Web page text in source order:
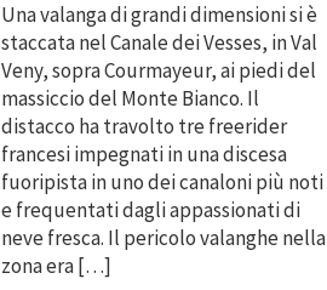
Una valanga di grandi dimensioni si è
staccata nel Canale dei Vesses, in Val
Veny, sopra Courmayeur, ai piedi del
massiccio del Monte Bianco. Il
distacco ha travolto tre freerider
francesi impegnati in una discesa
fuoripista in uno dei canaloni più noti
e frequentati dagli appassionati di
neve fresca. Il pericolo valanghe nella
zona era […]